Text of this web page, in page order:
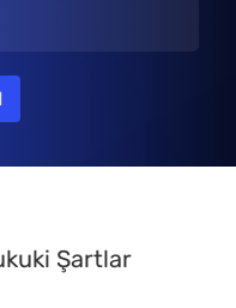
Şartlar